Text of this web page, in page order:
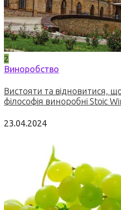
2
Виноробство
Вистояти та відновитися,
філософія виноробні Stoic
23.04.2024